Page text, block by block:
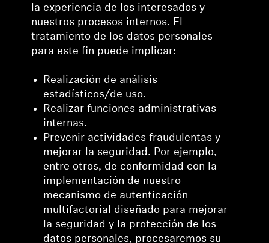
la experiencia de los interesados y
nuestros procesos internos. El
tratamiento de los datos personales
para este fin puede implicar:
Realización de análisis
estadísticos/de uso.
Realizar funciones administrativas
internas.
Prevenir actividades fraudulentas y
mejorar la seguridad. Por ejemplo,
entre otros, de conformidad con la
implementación de nuestro
mecanismo de autenticación
multifactorial diseñado para mejorar
la seguridad y la protección de los
datos personales, procesaremos su